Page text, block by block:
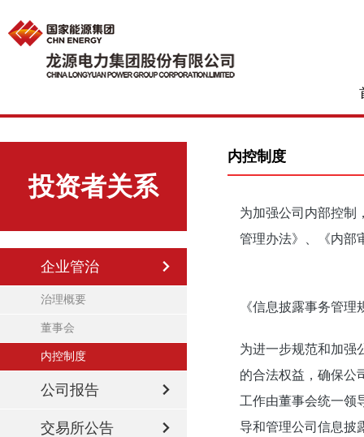
投资者关系
企业管治
治理概要
董事会
内控制度
公司报告
交易所公告
内控制度
为加强公司内部控制
管理办法》、《内部
《信息披露事务管理
为进一步规范和加强
的合法权益，确保公
工作由董事会统一领
导和管理公司信息披